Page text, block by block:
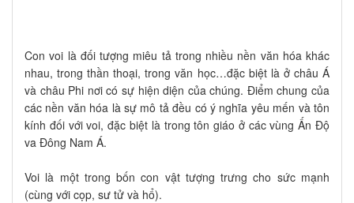
Con voi là đối tượng miêu tả trong nhiều nền văn hóa khác
nhau, trong thần thoại, trong văn học…đặc biệt là ở châu Á
và châu Phi nơi có sự hiện diện của chúng. Điểm chung của
các nền văn hóa là sự mô tả đều có ý nghĩa yêu mến và tôn
kính đối với voi, đặc biệt là trong tôn giáo ở các vùng Ấn Độ
va Đông Nam Á.
Voi là một trong bốn con vật tượng trưng cho sức mạnh
(cùng với cọp, sư tử và hổ).